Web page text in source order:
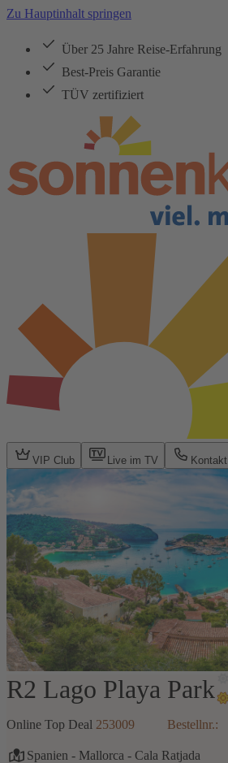
Zu Hauptinhalt springen
Über 25 Jahre Reise-Erfahrung
Best-Preis Garantie
TÜV zertifiziert
VIP Club Live im TV Kontakt
1 / 22
R2 Lago Playa Park
Online Top Deal 253009 Bestellnr.:
Spanien - Mallorca - Cala Ratjada